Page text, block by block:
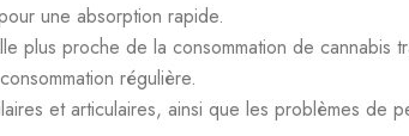
une absorption rapide.
proche de la consommation de cannabis
régulière.
et articulaires, ainsi que les problèmes de